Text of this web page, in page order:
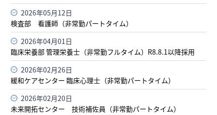
2026年05月12日
検査部 看護師（非常勤パートタイム）
2026年04月01日
臨床栄養部 管理栄養士（非常勤フルタイム）R8.8.1以降採用
2026年02月26日
緩和ケアセンター 臨床心理士（非常勤パートタイム）
2026年02月20日
未来開拓センター 技術補佐員（非常勤パートタイム）